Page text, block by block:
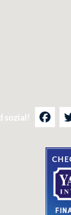
sozial!